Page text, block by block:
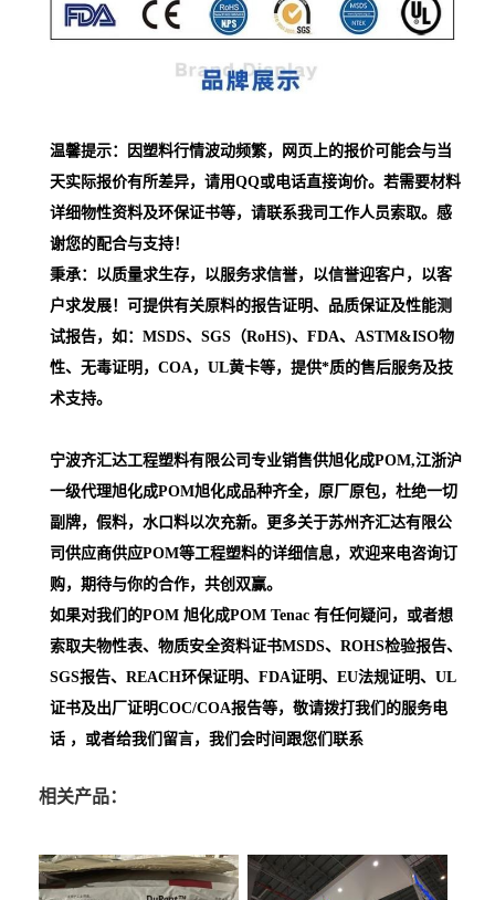
温馨提示：因塑料行情波动频繁，网页上的报价可能会与当
天实际报价有所差异，请用QQ或电话直接询价。若需要材料
详细物性资料及环保证书等，请联系我司工作人员索取。感
谢您的配合与支持！
秉承：以质量求生存，以服务求信誉，以信誉迎客户，以客
户求发展！可提供有关原料的报告证明、品质保证及性能测
试报告，如：MSDS、SGS（RoHS)、FDA、ASTM&ISO物
性、无毒证明，COA，UL黄卡等，提供*质的售后服务及技
术支持。
宁波齐汇达工程塑料有限公司专业销售供旭化成POM,江浙沪
一级代理旭化成POM旭化成品种齐全，原厂原包，杜绝一切
副牌，假料，水口料以次充新。更多关于苏州齐汇达有限公
司供应商供应POM等工程塑料的详细信息，欢迎来电咨询订
购，期待与你的合作，共创双赢。
如果对我们的POM 旭化成POM Tenac 有任何疑问，或者想
索取夫物性表、物质安全资料证书MSDS、ROHS检验报告、
SGS报告、REACH环保证明、FDA证明、EU法规证明、UL
证书及出厂证明COC/COA报告等，敬请拨打我们的服务电
话 ，或者给我们留言，我们会时间跟您们联系
相关产品：